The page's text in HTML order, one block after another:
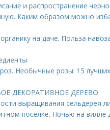
и распространение
Каким образом можно
на даче. Польза
Необычные розы: 15
ДЕКОРАТИВНОЕ ДЕРЕВО
выращивания сельдерея
поселке. Ночью на вилле